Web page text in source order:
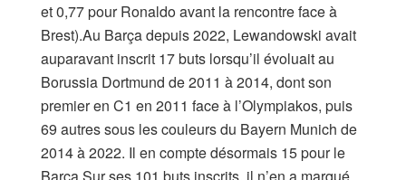
et 0,77 pour Ronaldo avant la rencontre face à
Brest).Au Barça depuis 2022, Lewandowski avait
auparavant inscrit 17 buts lorsqu’il évoluait au
Borussia Dortmund de 2011 à 2014, dont son
premier en C1 en 2011 face à l’Olympiakos, puis
69 autres sous les couleurs du Bayern Munich de
2014 à 2022. Il en compte désormais 15 pour le